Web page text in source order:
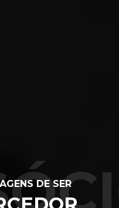
DE SER